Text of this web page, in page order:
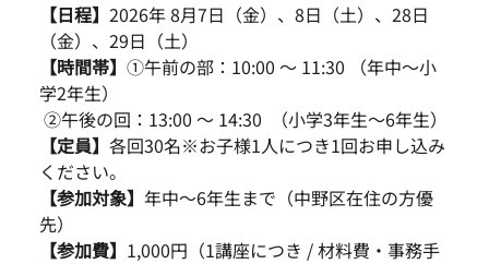
【日程】 2026年 8月7日（金）、8日（土）、28日
（金）、29日（土）
【時間帯】 ①午前の部：10:00 〜 11:30 （年中〜小
学2年生）
②午後の回：13:00 〜 14:30  （小学3年生〜6年生）
【定員】 各回30名※お子様1人につき1回お申し込み
ください。
【参加対象】 年中～6年生まで（中野区在住の方優
先）
【参加費】 1,000円（1講座につき / 材料費・事務手